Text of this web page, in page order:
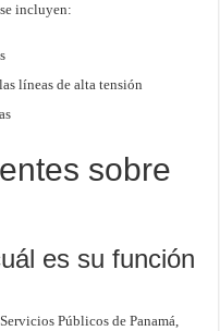
incluyen:
líneas de alta tensión
sobre
es su función
Públicos de Panamá,